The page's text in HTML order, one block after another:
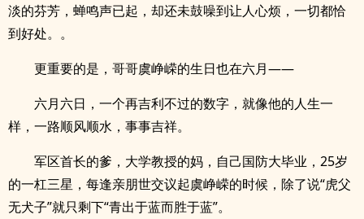
淡的芬芳，蝉鸣声已起，却还未鼓噪到让人心烦，一切都恰
到好处。。
更重要的是，哥哥虞峥嵘的生日也在六月——
六月六日，一个再吉利不过的数字，就像他的人生一
样，一路顺风顺水，事事吉祥。
军区首长的爹，大学教授的妈，自己国防大毕业，25岁
的一杠三星，每逢亲朋世交议起虞峥嵘的时候，除了说“虎父
无犬子”就只剩下“青出于蓝而胜于蓝”。